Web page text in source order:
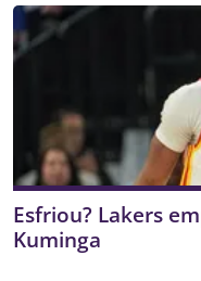
Esfriou? Lakers
Kuminga